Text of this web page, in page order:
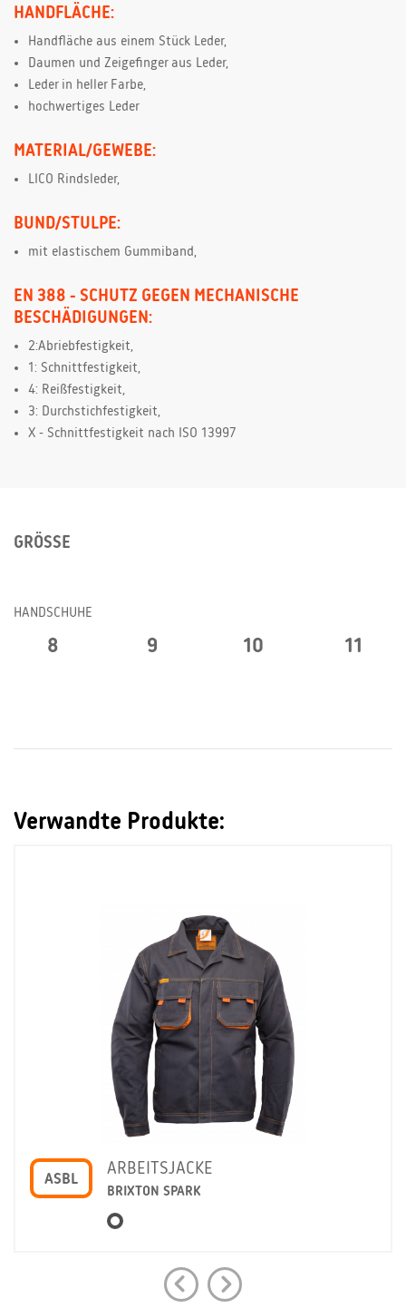
HANDFLÄCHE:
Handfläche aus einem Stück Leder,
Daumen und Zeigefinger aus Leder,
Leder in heller Farbe,
hochwertiges Leder
MATERIAL/GEWEBE:
LICO Rindsleder,
BUND/STULPE:
mit elastischem Gummiband,
EN 388 - SCHUTZ GEGEN MECHANISCHE
BESCHÄDIGUNGEN:
2:Abriebfestigkeit,
1: Schnittfestigkeit,
4: Reißfestigkeit,
3: Durchstichfestigkeit,
X - Schnittfestigkeit nach ISO 13997
GRÖSSE
HANDSCHUHE
8 9 10 11
Verwandte Produkte:
ASBL
ARBEITSJACKE
BRIXTON SPARK